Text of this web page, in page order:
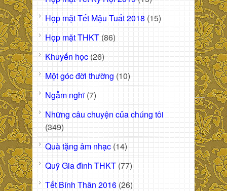
Họp mặt Tết Mậu Tuất 2018 (15)
Họp mặt THKT (86)
Khuyến học (26)
Một góc đời thường (10)
Ngẫm nghĩ(7)
Những câu chuyện của chúng tôi
(349)
Quà tặng âm nhạc (14)
Quỹ Gia đình THKT (77)
Tết Bính Thân 2016 (26)